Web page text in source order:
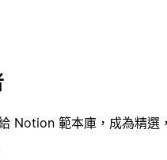
Notion 範本庫，成為精選